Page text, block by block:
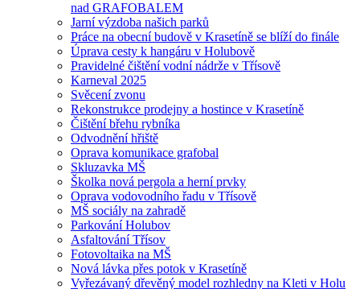
nad GRAFOBALEM
Jarní výzdoba našich parků
Práce na obecní budově v Krasetíně se blíží do finále
Úprava cesty k hangáru v Holubově
Pravidelné čištění vodní nádrže v Třísově
Karneval 2025
Svěcení zvonu
Rekonstrukce prodejny a hostince v Krasetíně
Čištění břehu rybníka
Odvodnění hřiště
Oprava komunikace grafobal
Skluzavka MŠ
Školka nová pergola a herní prvky
Oprava vodovodního řadu v Třísově
MŠ sociály na zahradě
Parkování Holubov
Asfaltování Třísov
Fotovoltaika na MŠ
Nová lávka přes potok v Krasetíně
Vyřezávaný dřevěný model rozhledny na Kleti v Holu